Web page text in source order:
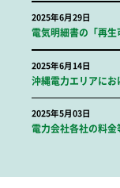
2025年6月29日
電気明細書の「再生
2025年6月14日
沖縄電力エリアにお
2025年5月03日
電力会社各社の料金